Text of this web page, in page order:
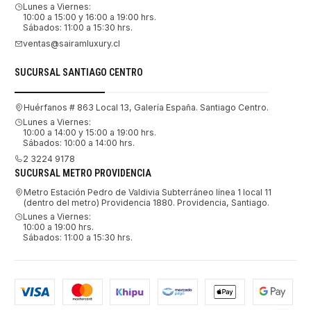
Lunes a Viernes:
10:00 a 15:00 y 16:00 a 19:00 hrs.
Sábados: 11:00 a 15:30 hrs.
ventas@sairamluxury.cl
SUCURSAL SANTIAGO CENTRO
Huérfanos # 863 Local 13, Galería España. Santiago Centro.
Lunes a Viernes:
10:00 a 14:00 y 15:00 a 19:00 hrs.
Sábados: 10:00 a 14:00 hrs.
2 3224 9178
SUCURSAL METRO PROVIDENCIA
Metro Estación Pedro de Valdivia Subterráneo línea 1 local 11
(dentro del metro) Providencia 1880. Providencia, Santiago.
Lunes a Viernes:
10:00 a 19:00 hrs.
Sábados: 11:00 a 15:30 hrs.